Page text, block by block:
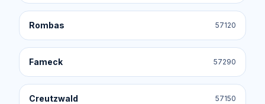
Rombas 57120
Fameck 57290
Creutzwald 57150